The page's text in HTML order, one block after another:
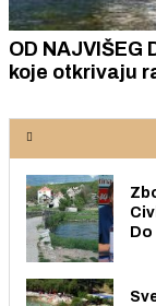
OD NAJVIŠEG
koje otkrivaju
Do